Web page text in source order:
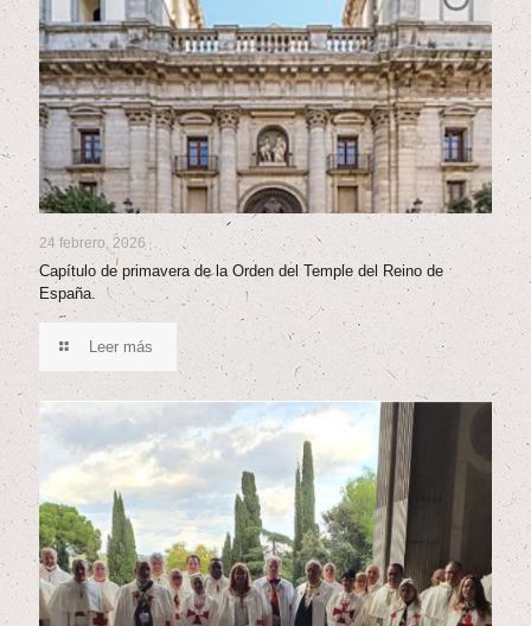
24 febrero, 2026
Capítulo de primavera de la Orden del Temple del Reino de
España.
Leer más